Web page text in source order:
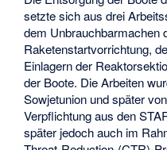
setzte sich aus drei
dem Unbrauchbarmachen
Raketenstartvorrichtung,
Einlagern der
der Boote. Die Arbeiten
Sowjetunion und später
Verpflichtung aus den
später jedoch auch im